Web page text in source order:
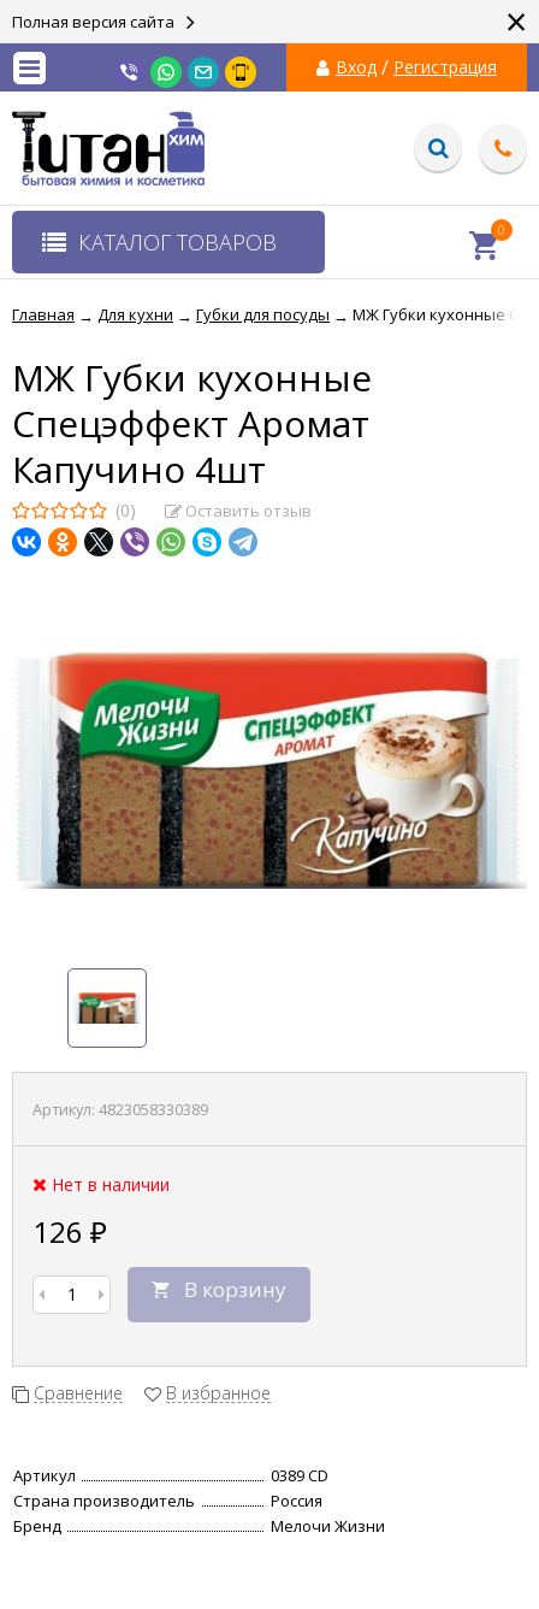
Полная версия сайта ×
Вход / Регистрация
КАТАЛОГ ТОВАРОВ 0
Главная → Для кухни → Губки для посуды → МЖ Губки кухонные
МЖ Губки кухонные
Спецэффект Аромат
Капучино 4шт
(0) Оставить отзыв
Артикул: 4823058330389
Нет в наличии
126 ₽
В корзину
Сравнение В избранное
Артикул
0389 CD
Страна производитель
Россия
Бренд
Мелочи Жизни